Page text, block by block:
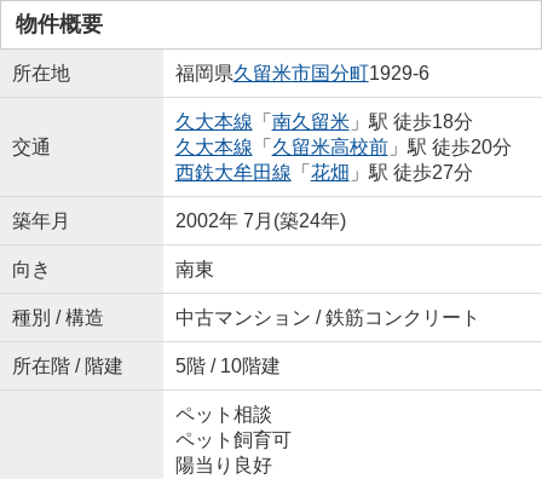
物件概要
所在地 福岡県久留米市国分町1929-6
交通
久大本線 「 南久留米」駅 徒歩18分
久大本線 「 久留米高校前」駅 徒歩20分
西鉄大牟田線 「 花畑 」駅 徒歩27分
築年月 2002年 7月(築24年)
向き 南東
種別 / 構造 中古マンション / 鉄筋コンクリート
所在階 / 階建 5階 / 10階建
ペット相談
ペット飼育可
陽当り良好